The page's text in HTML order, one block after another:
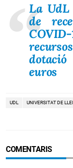
La UdL
de
euros
UDL UNIVERSITAT DE
COMENTARIS